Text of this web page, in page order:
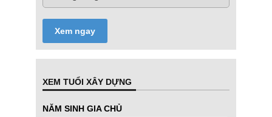
Xem ngay
XEM TUỔI XÂY DỰNG
NĂM SINH GIA CHỦ